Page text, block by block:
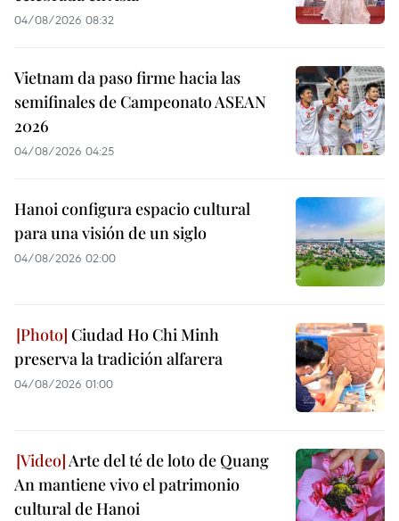
04/08/2026 08:32
Vietnam da paso firme hacia las
semifinales de Campeonato ASEAN
2026
04/08/2026 04:25
Hanoi configura espacio cultural
para una visión de un siglo
04/08/2026 02:00
Ciudad Ho Chi Minh
preserva la tradición alfarera
04/08/2026 01:00
Arte del té de loto de Quang
An mantiene vivo el patrimonio
cultural de Hanoi